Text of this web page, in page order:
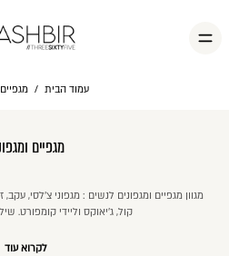
עמוד הבית /
מגפיים
מגוון מגפיים ומגפונים לנשים : מגפוני צ'לסי,
קול, ג'יאוקס וליידי קומפורט.
לקרוא עוד